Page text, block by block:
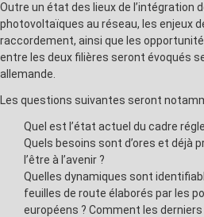
Outre un état des lieux de l’intégration
photovoltaïques au réseau, les enjeux
raccordement, ainsi que les
entre les deux filières seront évoqués
allemande.
Les questions suivantes seront
Quel est l’état actuel du cadre
Quels besoins sont d’ores et déjà
l’être à l’avenir ?
Quelles dynamiques sont
feuilles de route élaborés par les
européens ? Comment les